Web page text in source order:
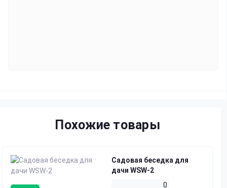
Похожие товары
Садовая беседка для
дачи WSW-2
0